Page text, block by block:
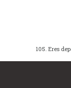
105. Eres